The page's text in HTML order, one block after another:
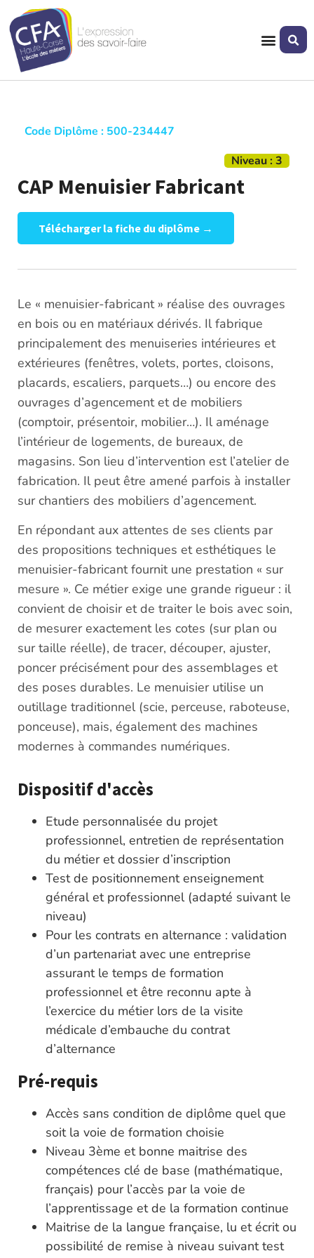
Code Diplôme : 500-234447
Niveau : 3
CAP Menuisier Fabricant
Télécharger la fiche du diplôme →
Le « menuisier-fabricant » réalise des ouvrages
en bois ou en matériaux dérivés. Il fabrique
principalement des menuiseries intérieures et
extérieures (fenêtres, volets, portes, cloisons,
placards, escaliers, parquets…) ou encore des
ouvrages d’agencement et de mobiliers
(comptoir, présentoir, mobilier…). Il aménage
l’intérieur de logements, de bureaux, de
magasins. Son lieu d’intervention est l’atelier de
fabrication. Il peut être amené parfois à installer
sur chantiers des mobiliers d’agencement.
En répondant aux attentes de ses clients par
des propositions techniques et esthétiques le
menuisier-fabricant fournit une prestation « sur
mesure ». Ce métier exige une grande rigueur : il
convient de choisir et de traiter le bois avec soin,
de mesurer exactement les cotes (sur plan ou
sur taille réelle), de tracer, découper, ajuster,
poncer précisément pour des assemblages et
des poses durables. Le menuisier utilise un
outillage traditionnel (scie, perceuse, raboteuse,
ponceuse), mais, également des machines
modernes à commandes numériques.
Dispositif d'accès
Etude personnalisée du projet
professionnel, entretien de représentation
du métier et dossier d’inscription
Test de positionnement enseignement
général et professionnel (adapté suivant le
niveau)
Pour les contrats en alternance : validation
d’un partenariat avec une entreprise
assurant le temps de formation
professionnel et être reconnu apte à
l’exercice du métier lors de la visite
médicale d’embauche du contrat
d’alternance
Pré-requis
Accès sans condition de diplôme quel que
soit la voie de formation choisie
Niveau 3ème et bonne maitrise des
compétences clé de base (mathématique,
français) pour l’accès par la voie de
l’apprentissage et de la formation continue
Maitrise de la langue française, lu et écrit ou
possibilité de remise à niveau suivant test